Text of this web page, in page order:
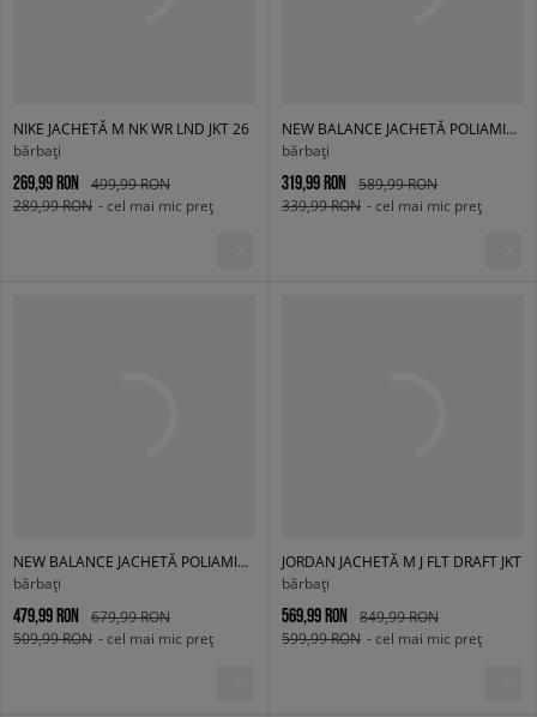
NIKE JACHETĂ M NK WR LND JKT 26
bărbați
269,99 RON
499,99 RON
289,99 RON - cel mai mic preț
NEW BALANCE JACHETĂ POLIAMIDĂ SPORT LEGACY JACKET
bărbați
319,99 RON
589,99 RON
339,99 RON - cel mai mic preț
NEW BALANCE JACHETĂ POLIAMIDĂ ELUSIVE SHELL JACKET
bărbați
479,99 RON
679,99 RON
509,99 RON - cel mai mic preț
JORDAN JACHETĂ M J FLT DRAFT JKT
bărbați
569,99 RON
849,99 RON
599,99 RON - cel mai mic preț